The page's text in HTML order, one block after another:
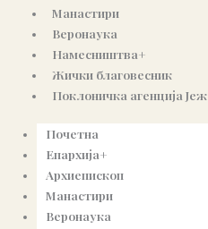
Манастири
Веронаука
Намесништва+
Жички благовесник
Поклоничка агенција Јеж
Почетна
Епархија+
Архиепископ
Манастири
Веронаука